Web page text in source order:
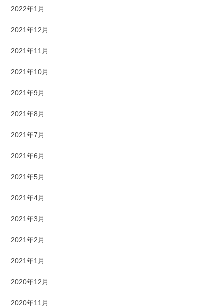
2022年1月
2021年12月
2021年11月
2021年10月
2021年9月
2021年8月
2021年7月
2021年6月
2021年5月
2021年4月
2021年3月
2021年2月
2021年1月
2020年12月
2020年11月